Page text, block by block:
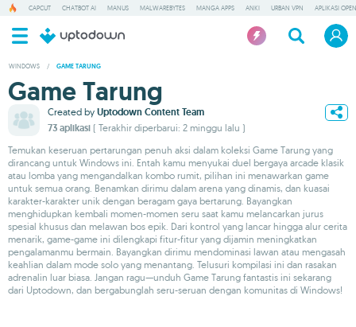
CAPCUT CHATBOT AI MANUS MALWAREBYTES MANGA APPS ANKI URBAN VPN APLIKASI
WINDOWS / GAME TARUNG
Game Tarung
Created by Uptodown Content Team
73 aplikasi ( Terakhir diperbarui: 2 minggu lalu )
Temukan keseruan pertarungan penuh aksi dalam koleksi Game Tarung yang
dirancang untuk Windows ini. Entah kamu menyukai duel bergaya arcade klasik
atau lomba yang mengandalkan kombo rumit, pilihan ini menawarkan game
untuk semua orang. Benamkan dirimu dalam arena yang dinamis, dan kuasai
karakter-karakter unik dengan beragam gaya bertarung. Bayangkan
menghidupkan kembali momen-momen seru saat kamu melancarkan jurus
spesial khusus dan melawan bos epik. Dari kontrol yang lancar hingga alur cerita
menarik, game-game ini dilengkapi fitur-fitur yang dijamin meningkatkan
pengalamanmu bermain. Bayangkan dirimu mendominasi lawan atau mengasah
keahlian dalam mode solo yang menantang. Telusuri kompilasi ini dan rasakan
adrenalin luar biasa. Jangan ragu—unduh Game Tarung fantastis ini sekarang
dari Uptodown, dan bergabunglah seru-seruan dengan komunitas di Windows!